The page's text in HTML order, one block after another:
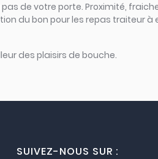
de votre porte. Proximité,
du bon pour les repas traiteur à
des plaisirs de bouche.
SUIVEZ-NOUS SUR :